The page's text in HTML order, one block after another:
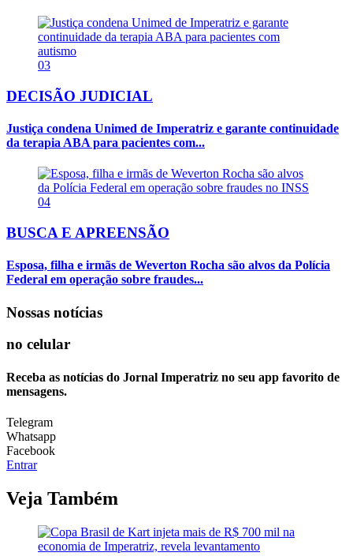
03
DECISÃO JUDICIAL
Justiça condena Unimed de Imperatriz e garante continuidade
da terapia ABA para pacientes com...
04
BUSCA E APREENSÃO
Esposa, filha e irmãs de Weverton Rocha são alvos da Polícia
Federal em operação sobre fraudes...
Nossas notícias
no celular
Receba as notícias do Jornal Imperatriz no seu app favorito de
mensagens.
Telegram
Whatsapp
Facebook
Entrar
Veja Também